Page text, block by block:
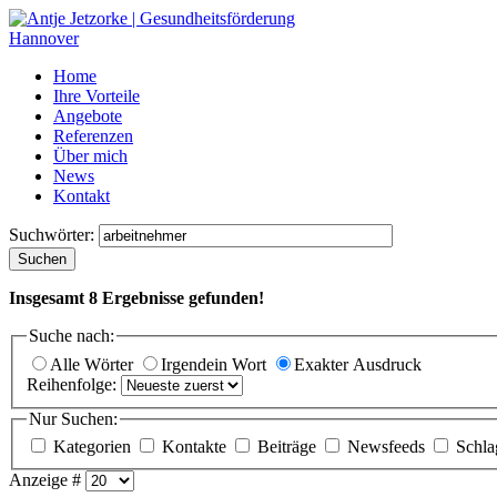
Home
Ihre Vorteile
Angebote
Referenzen
Über mich
News
Kontakt
Suchwörter:
Suchen
Insgesamt 8 Ergebnisse gefunden!
Suche nach:
Alle Wörter
Irgendein Wort
Exakter Ausdruck
Reihenfolge:
Nur Suchen:
Kategorien
Kontakte Beiträge Newsfeeds
Anzeige #